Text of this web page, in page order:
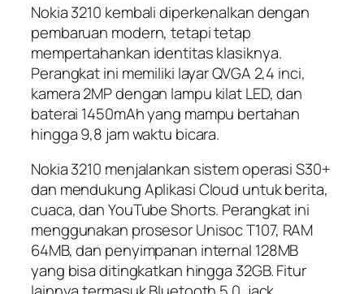
Nokia 3210 kembali diperkenalkan dengan
pembaruan modern, tetapi tetap
mempertahankan identitas klasiknya.
Perangkat ini memiliki layar QVGA 2,4 inci,
kamera 2MP dengan lampu kilat LED, dan
baterai 1450mAh yang mampu bertahan
hingga 9,8 jam waktu bicara.
Nokia 3210 menjalankan sistem operasi S30+
dan mendukung Aplikasi Cloud untuk berita,
cuaca, dan YouTube Shorts. Perangkat ini
menggunakan prosesor Unisoc T107, RAM
64MB, dan penyimpanan internal 128MB
yang bisa ditingkatkan hingga 32GB. Fitur